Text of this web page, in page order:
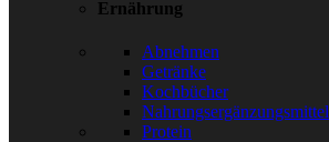
Ernährung
Abnehmen
Getränke
Kochbücher
Nahrungsergänzungsmittel
Protein